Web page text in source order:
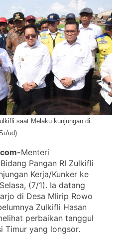
Wartawan Dan Pegiat
Content Creator
Gelar Lelang Serentak,
Bermotor Ditawarkan
saat Melaku kunjungan di
Menteri
Pangan RI Zulkifli
Kerja/Kunker ke
(7/1). Ia datang
di Desa Mlirip Rowo
Zulkifli Hasan
perbaikan tanggul
Timur yang longsor.